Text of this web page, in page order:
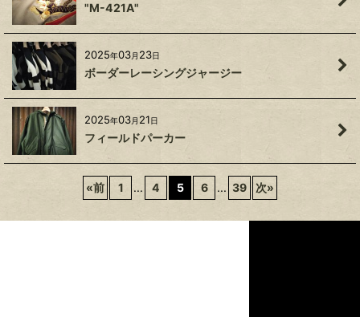
"M-421A"
2025年03月 23日
ボーダーレーシングジャージー
2025年03月 21日
フィールドパーカー
«前 1 ... 4 5 6 ... 39 次»